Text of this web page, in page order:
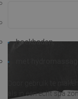
hoekbaden,
met
Door gebruik te
als in een echt spa